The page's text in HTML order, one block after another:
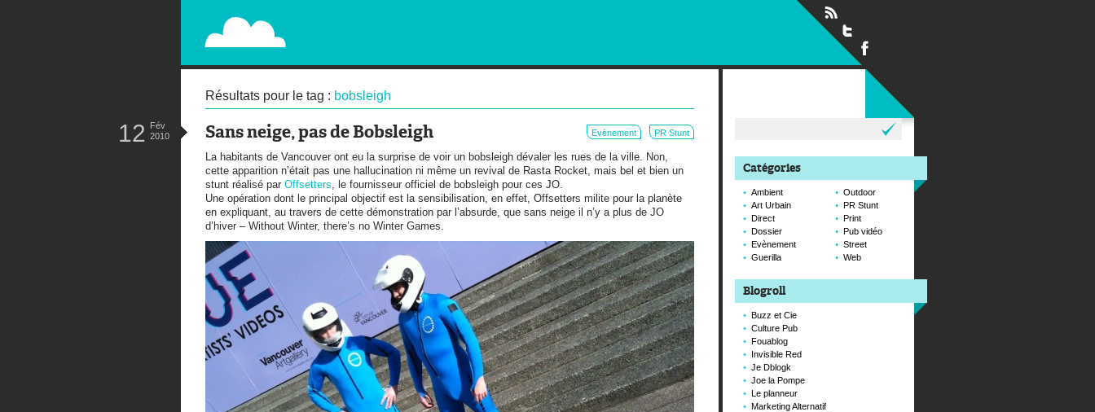
PAPERPLANE
STREET, AMBIENT, GUÉRILLA MARKETING AND OUT OF HOME
Résultats pour le tag : bobsleigh
Sans neige, pas de Bobsleigh Evènement PR Stunt
12 Fév
2010
La habitants de Vancouver ont eu la surprise de voir un bobsleigh dévaler les rues de la ville. Non,
cette apparition n’était pas une hallucination ni même un revival de Rasta Rocket, mais bel et bien un
stunt réalisé par Offsetters , le fournisseur officiel de bobsleigh pour ces JO.
Une opération dont le principal objectif est la sensibilisation, en effet, Offsetters milite pour la planète
en expliquant, au travers de cette démonstration par l’absurde, que sans neige il n’y a plus de JO
d’hiver – Without Winter, there’s no Winter Games.
Catégories
Ambient
Art Urbain
Direct
Dossier
Evènement
Guerilla
Outdoor
PR Stunt
Print
Pub vidéo
Street
Web
Blogroll
Buzz et Cie
Culture Pub
Fouablog
Invisible Red
Je Dblogk
Joe la Pompe
Le planneur
Marketing Alternatif